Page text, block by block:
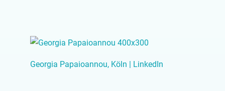
Georgia Papaioannou, Köln | LinkedIn